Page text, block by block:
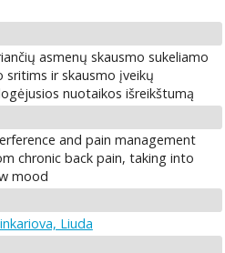
asmenų skausmo sukeliamo
ir skausmo įveikų
nuotaikos išreikštumą
and pain management
chronic back pain, taking into
mood
Liuda